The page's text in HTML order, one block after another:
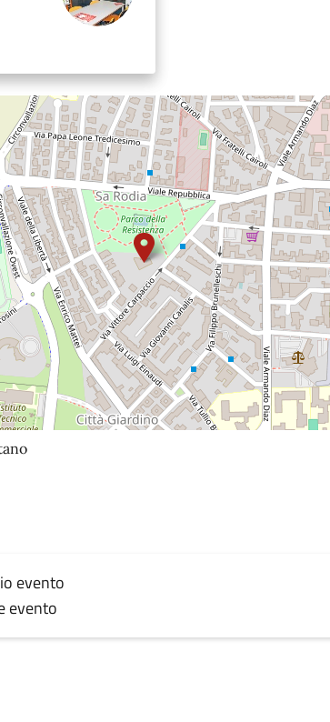
evento
evento